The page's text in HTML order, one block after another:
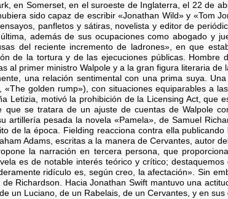
en Somerset, en el suroeste de Inglaterra, el 22 de
sido capaz de escribir «Jonathan Wild» y «Tom
panfletos y sátiras, novelista y editor de
además de sus ocupaciones como abogado y
del reciente incremento de ladrones», en que
de la tortura y de las ejecuciones públicas. Hombre
al primer ministro Walpole y a la gran figura literaria
una relación sentimental con una prima suya.
golden rump»), con situaciones equiparables a
Letizia, motivó la prohibición de la Licensing Act, que
que se tratara de un ajuste de cuentas de Walpole
artillería pesada la novela «Pamela», de Samuel
de la época. Fielding reacciona contra ella
Adams, escritas a la manera de Cervantes, autor
la narración en tercera persona, que
es de notable interés teórico y crítico;
ridículo es, según creo, la afectación». Sin
Richardson. Hacia Jonathan Swift mantuvo una
un Luciano, de un Rabelais, de un Cervantes, y en